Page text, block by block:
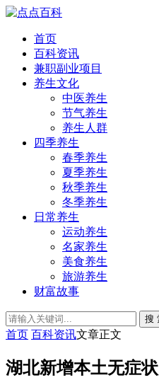
首页
百科资讯
兼职副业项目
养生文化
中医养生
节气养生
养生人群
四季养生
春季养生
夏季养生
秋季养生
冬季养生
日常养生
运动养生
名家养生
美食养生
旅游养生
财富故事
搜
首页 百科资讯文章正文
湖北新增本土无症